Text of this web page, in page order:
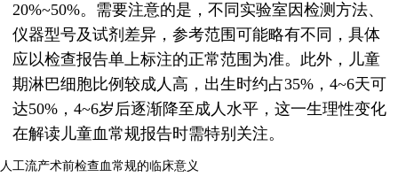
20%~50%。需要注意的是，不同实验室因检测方法、
仪器型号及试剂差异，参考范围可能略有不同，具体
应以检查报告单上标注的正常范围为准。此外，儿童
期淋巴细胞比例较成人高，出生时约占35%，4~6天可
达50%，4~6岁后逐渐降至成人水平，这一生理性变化
在解读儿童血常规报告时需特别关注。
人工流产术前检查血常规的临床意义